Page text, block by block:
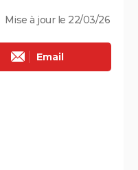
Mise à jour le 22/03/26
Email